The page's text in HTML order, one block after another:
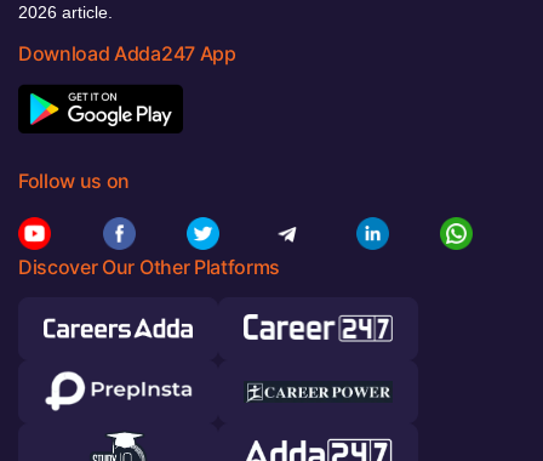
2026 article.
Download Adda247 App
Follow us on
Discover Our Other Platforms